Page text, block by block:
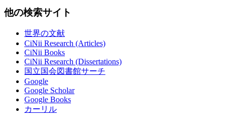
他の検索サイト
世界の文献
CiNii Research (Articles)
CiNii Books
CiNii Research (Dissertations)
国立国会図書館サーチ
Google
Google Scholar
Google Books
カーリル